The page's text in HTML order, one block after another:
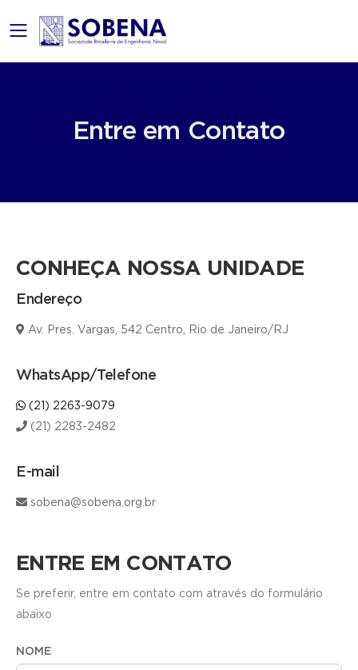
mobile menu
Entre em Contato
CONHEÇA NOSSA UNIDADE
Endereço
Av. Pres. Vargas, 542 Centro, Rio de Janeiro/RJ
WhatsApp/Telefone
(21) 2263-9079
(21) 2283-2482
E-mail
sobena@sobena.org.br
ENTRE EM CONTATO
Se preferir, entre em contato com através do formulário
abaixo
NOME